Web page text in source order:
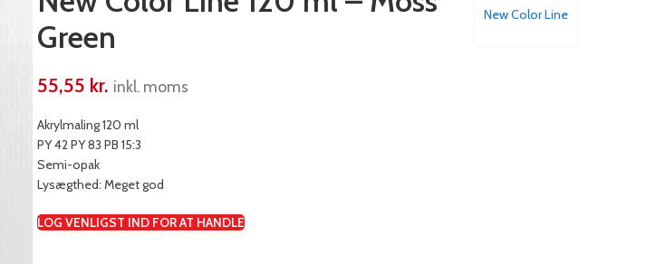
New Color Line
Green
55,55 kr. inkl. moms
Akrylmaling 120 ml
PY 42 PY 83 PB 15:3
Semi-opak
Lysægthed: Meget god
LOG VENLIGST IND FOR AT HANDLE